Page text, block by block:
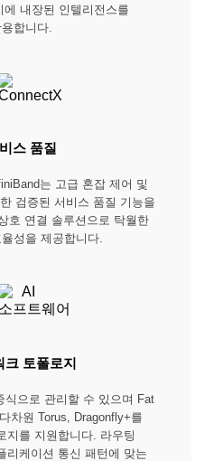
에 내장된 인텔리전스를
용합니다.
스 품질
는 고급 혼잡 제어 및
검증된 서비스 품질 기능을
호 연결 솔루션으로 탁월한
성을 제공합니다.
크 토폴로지
식으로 관리할 수 있으며 Fat
차원 Torus, Dragonfly+를
지를 지원합니다. 라우팅
리케이션 통신 패턴에 맞는